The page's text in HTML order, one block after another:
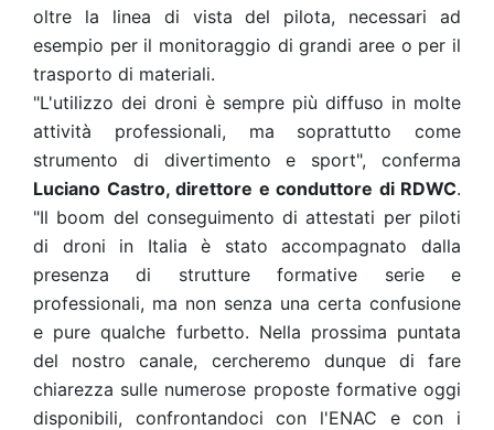
oltre la linea di vista del pilota, necessari ad
esempio per il monitoraggio di grandi aree o per il
trasporto di materiali.
"L'utilizzo dei droni è sempre più diffuso in molte
attività professionali, ma soprattutto come
strumento di divertimento e sport", conferma
Luciano Castro, direttore e conduttore di RDWC.
"Il boom del conseguimento di attestati per piloti
di droni in Italia è stato accompagnato dalla
presenza di strutture formative serie e
professionali, ma non senza una certa confusione
e pure qualche furbetto. Nella prossima puntata
del nostro canale, cercheremo dunque di fare
chiarezza sulle numerose proposte formative oggi
disponibili, confrontandoci con l'ENAC e con i